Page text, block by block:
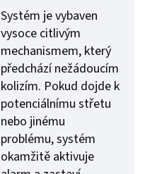
Systém je vybaven
vysoce citlivým
mechanismem, který
předchází nežádoucím
kolizím. Pokud dojde k
potenciálnímu střetu
nebo jinému
problému, systém
okamžitě aktivuje